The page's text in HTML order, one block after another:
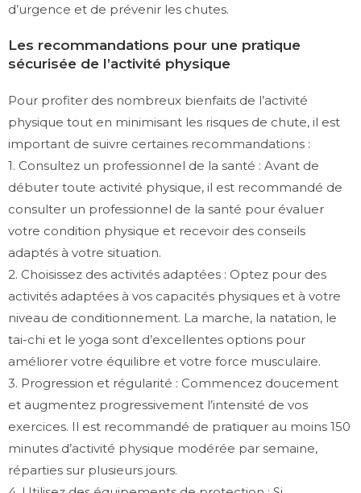
d’urgence et de prévenir les chutes.
Les recommandations pour une pratique
sécurisée de l’activité physique
Pour profiter des nombreux bienfaits de l’activité
physique tout en minimisant les risques de chute, il est
important de suivre certaines recommandations :
1. Consultez un professionnel de la santé : Avant de
débuter toute activité physique, il est recommandé de
consulter un professionnel de la santé pour évaluer
votre condition physique et recevoir des conseils
adaptés à votre situation.
2. Choisissez des activités adaptées : Optez pour des
activités adaptées à vos capacités physiques et à votre
niveau de conditionnement. La marche, la natation, le
tai-chi et le yoga sont d’excellentes options pour
améliorer votre équilibre et votre force musculaire.
3. Progression et régularité : Commencez doucement
et augmentez progressivement l’intensité de vos
exercices. Il est recommandé de pratiquer au moins 150
minutes d’activité physique modérée par semaine,
réparties sur plusieurs jours.